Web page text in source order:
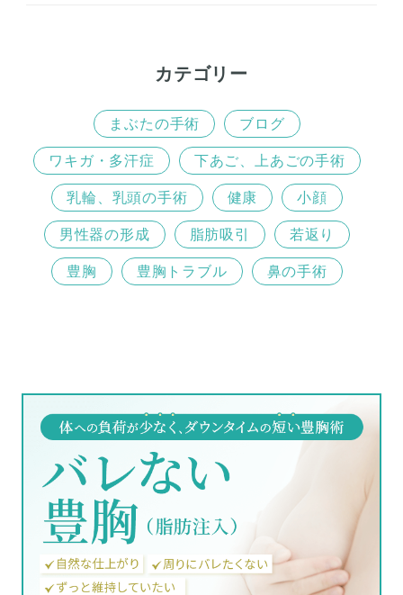
カテゴリー
まぶたの手術 ブログ
ワキガ・多汗症 下あご、上あごの手術
乳輪、乳頭の手術 健康 小顔
男性器の形成 脂肪吸引 若返り
豊胸 豊胸トラブル 鼻の手術